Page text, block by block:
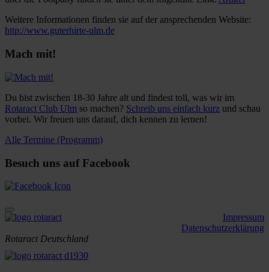
Weitere Informationen finden sie auf der ansprechenden Website:
http://www.guterhirte-ulm.de
Mach mit!
Du bist zwischen 18-30 Jahre alt und findest toll, was wir im
Rotaract Club Ulm so machen? Schreib uns einfach kurz und schau
vorbei. Wir freuen uns darauf, dich kennen zu lernen!
Alle Termine (Programm)
Besuch uns auf Facebook
Rotaract Deutschland
Impressum
Datenschutzerklärung